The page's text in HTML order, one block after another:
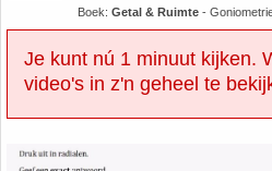
Boek: Getal & Ruimte -
Je kunt nú 1 minuut kijken.
video's in z'n geheel te
Mavo4: Hoofdstuk 3: Afstanden en
Mavo4: Hoofdstuk 4: Grafieken en
WolframAlpha
3. De Gulden Snede
4. De normale verdeling
Tik Tok
Facebook
Download poster
Review ons
Facebook
LinkedIn